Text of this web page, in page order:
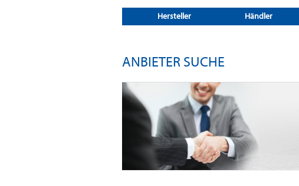
Hersteller Händler
ANBIETER SUCHE